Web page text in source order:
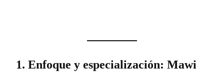
1. Enfoque y especialización: Mawi